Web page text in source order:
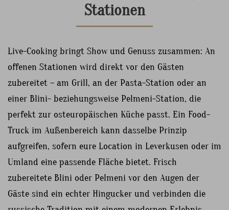
Stationen
Live-Cooking bringt Show und Genuss zusammen: An
offenen Stationen wird direkt vor den Gästen
zubereitet – am Grill, an der Pasta-Station oder an
einer Blini- beziehungsweise Pelmeni-Station, die
perfekt zur osteuropäischen Küche passt. Ein Food-
Truck im Außenbereich kann dasselbe Prinzip
aufgreifen, sofern eure Location in Leverkusen oder im
Umland eine passende Fläche bietet. Frisch
zubereitete Blini oder Pelmeni vor den Augen der
Gäste sind ein echter Hingucker und verbinden die